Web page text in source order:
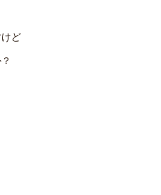
ど